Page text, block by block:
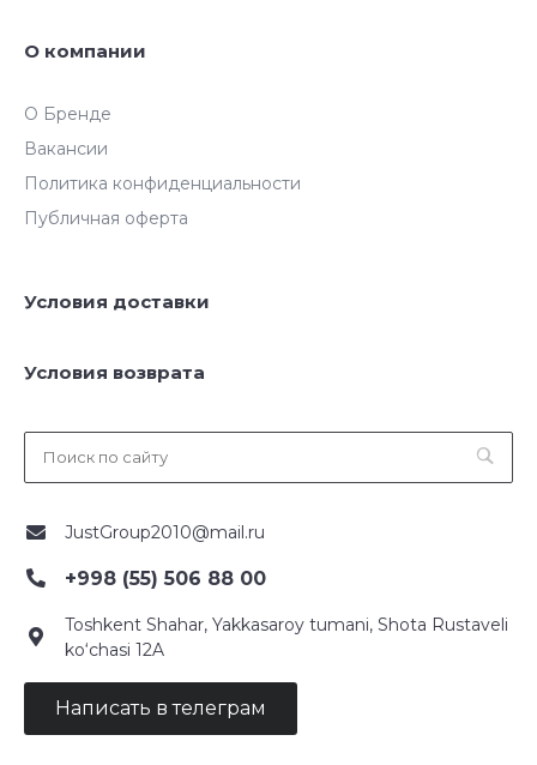
О компании
О Бренде
Вакансии
Политика конфиденциальности
Публичная оферта
Условия доставки
Условия возврата
JustGroup2010@mail.ru
+998 (55) 506 88 00
Toshkent Shahar, Yakkasaroy tumani, Shota Rustaveli
ko‘chasi 12A
Написать в телеграм